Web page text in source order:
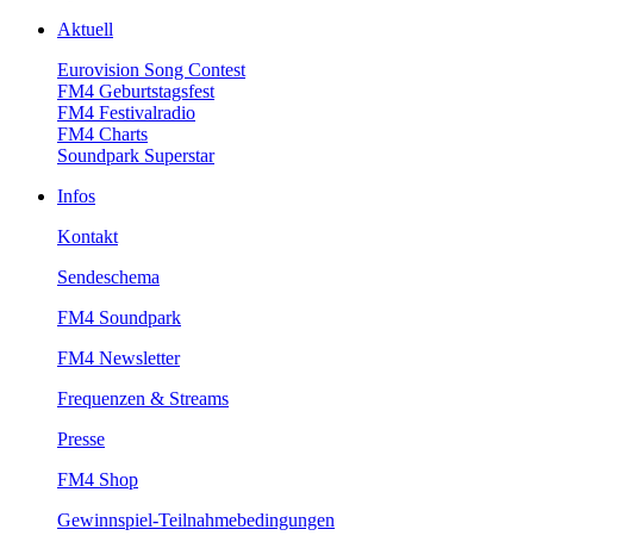
Aktuell
EurovisionSongContest
FM4Geburtstagsfest
FM4Festivalradio
FM4Charts
SoundparkSuperstar
Infos
Kontakt
Sendeschema
FM4Soundpark
FM4Newsletter
Frequenzen&Streams
Presse
FM4Shop
Gewinnspiel-Teilnahmebedingungen